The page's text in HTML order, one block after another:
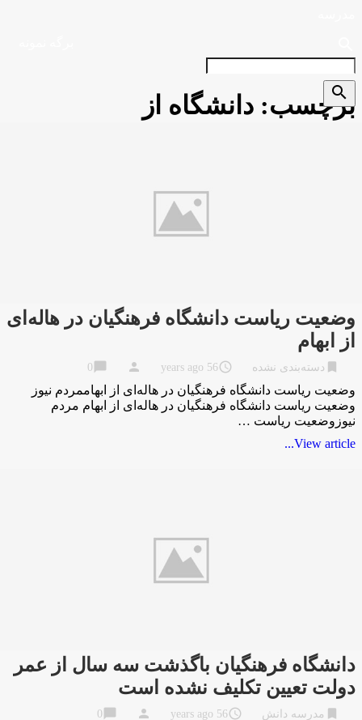
برچسب: دانشگاه از
وضعیت ریاست دانشگاه فرهنگیان در هاله‌ای
از ابهام
دسته‌بندی نشده access_time
56 years ago
person
chat_bubble
وضعیت ریاست دانشگاه فرهنگیان در هاله‌ای از ابهاممردم نیوز
وضعیت ریاست دانشگاه فرهنگیان در هاله‌ای از ابهام مردم
نیوزوضعیت ریاست …
View article...
دانشگاه فرهنگیان باگذشت سه سال از عمر
دولت تعیین تکلیف نشده است
مدرسه دانش access_time
56 years ago
person
chat_bubble
search